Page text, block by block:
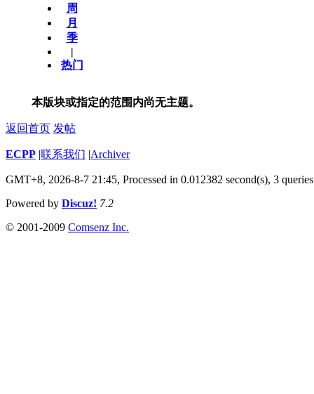
周
月
季
|
热门
本版块或指定的范围内尚无主题。
返回首页 发帖
ECPP |联系我们 |Archiver
GMT+8, 2026-8-7 21:45, Processed in 0.012382 second(s), 3 queries
Powered by Discuz! 7.2
© 2001-2009 Comsenz Inc.